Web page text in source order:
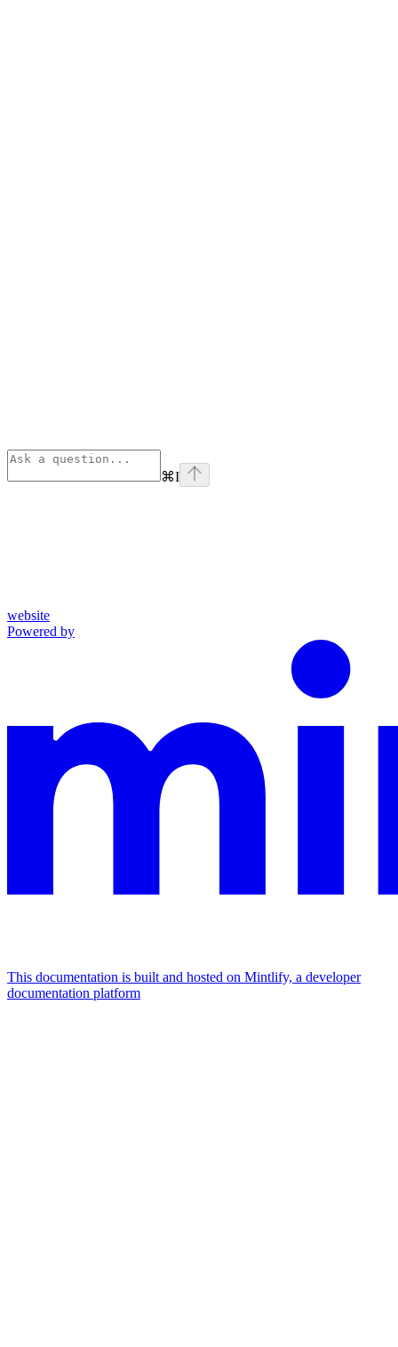
⌘I
website
Powered by
This documentation is built and hosted on Mintlify, a developer
documentation platform